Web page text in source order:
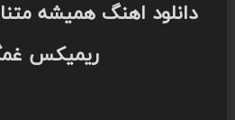
دانلود اهنگ همیشه
ریمیکس